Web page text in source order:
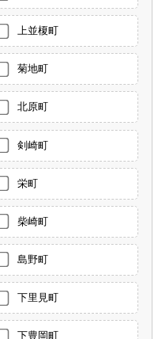
上並榎町
菊地町
北原町
剣崎町
栄町
柴崎町
島野町
下里見町
下豊岡町